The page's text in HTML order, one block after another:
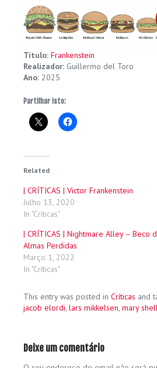
Título: Frankenstein
Realizador: Guillermo del Toro
Ano: 2025
Partilhar isto:
Related
| CRÍTICAS | Victor Frankenstein
Julho 13, 2020
In "Críticas"
| CRÍTICAS | Nightmare Alley – Beco
Almas Perdidas
Março 1, 2022
In "Críticas"
This entry was posted in Críticas and
jacob elordi, lars mikkelsen, mary
Deixe um comentário